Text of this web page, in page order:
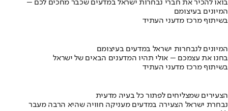
בואו להכיר את חברי נבחרות ישראל במדעים שכבר מחכים לכם –
המיונים בעיצומם
בשיתוף מרכז מדעני העתיד
המיונים לנבחרות ישראל במדעים בעיצומם
בחנו את עצמכם – אולי תהיו המדענים הבאים של ישראל
בשיתוף מרכז מדעני העתיד
הצעירים שמצליחים לפתור כל בעיה מדעית
נבחרת ישראל הצעירה במדעים מעניקה חוויה שהיא הרבה מעבר